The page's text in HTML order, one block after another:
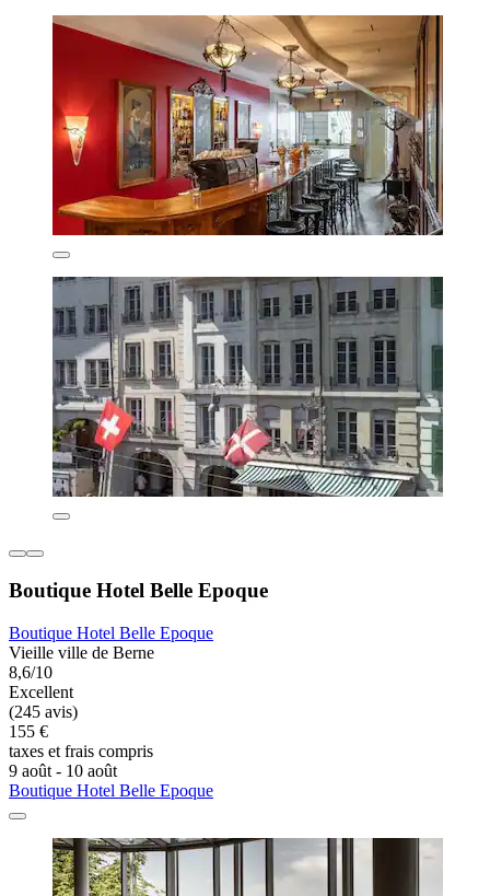
Boutique Hotel Belle Epoque
Boutique Hotel Belle Epoque
Vieille ville de Berne
8,6/10
Excellent
(245 avis)
155 €
taxes et frais compris
9 août - 10 août
Boutique Hotel Belle Epoque